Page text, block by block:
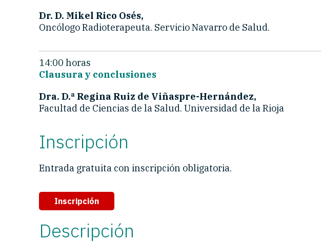
Dr. D. Mikel Rico Osés,
Oncólogo Radioterapeuta. Servicio Navarro de Salud.
14:00 horas
Clausura y conclusiones
Dra. D.ª Regina Ruiz de Viñaspre-Hernández,
Facultad de Ciencias de la Salud. Universidad de la Rioja
Inscripción
Entrada gratuita con inscripción obligatoria.
Inscripción
Descripción